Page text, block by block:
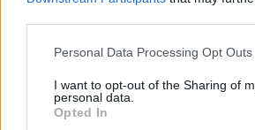
Please note that this website/app uses
not limited to your visit or usage
grant or deny consent to Google and its
use your data for below specified
Personal Data Processing Opt Outs
I want to opt-out of the Sharing of
personal data.
Opted In
2026-07-07 19:59
Młody skrzydłowy
2026-07-